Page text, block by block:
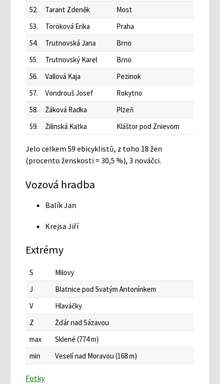
52.
Tarant Zdeněk
Most
53.
Töröková Erika
Praha
54.
Trutnovská Jana
Brno
55.
Trutnovský Karel
Brno
56.
Vallová Kaja
Pezinok
57.
Vondrouš Josef
Rokytno
58.
Žáková Radka
Plzeň
59.
Žilinská Katka Kláštor pod Znievom
Jelo celkem 59 ebicyklistů, z toho 18 žen
(procento ženskosti = 30,5 %), 3 nováčci.
Vozová hradba
Balík Jan
Krejsa Jiří
Extrémy
S
Milovy
J
Blatnice pod Svatým Antonínkem
V
Hlaváčky
Z
Žďár nad Sázavou
max
Sklené (774 m)
min
Veselí nad Moravou (168 m)
Fotky